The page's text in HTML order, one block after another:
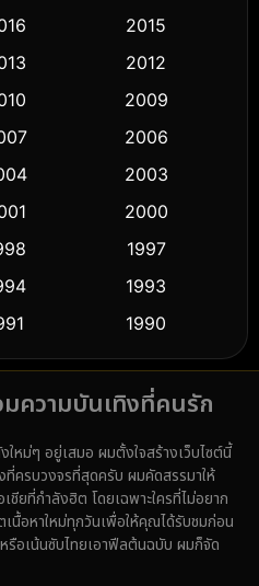
(443)
(518)
(10)
(59)
(5)
(91)
2015
2012
2009
2006
2003
2000
1997
1993
1990
1986
1982
1953
ความบันเทิงที่คนรัก
หม่ๆ อยู่เสมอ ผมตั้งใจสร้างเว็บไซต์นี้
ที่ครบวงจรที่สุดครับ ผมคัดสรรมาให้
ยที่กำลังฮิต โดยเฉพาะใครที่ไม่อยาก
นื้อหาใหม่ทุกวันเพื่อให้คุณได้รับชมก่อน
รือเน้นซับไทยเอาฟีลต้นฉบับ ผมก็จัด